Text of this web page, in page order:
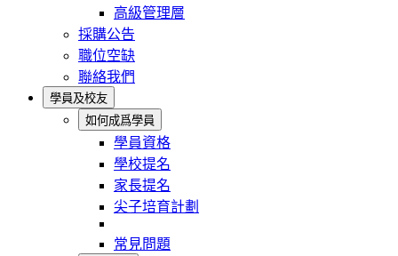
高級管理層
採購公告
職位空缺
聯絡我們
學員及校友
如何成爲學員
學員資格
學校提名
家長提名
尖子培育計劃
常見問題